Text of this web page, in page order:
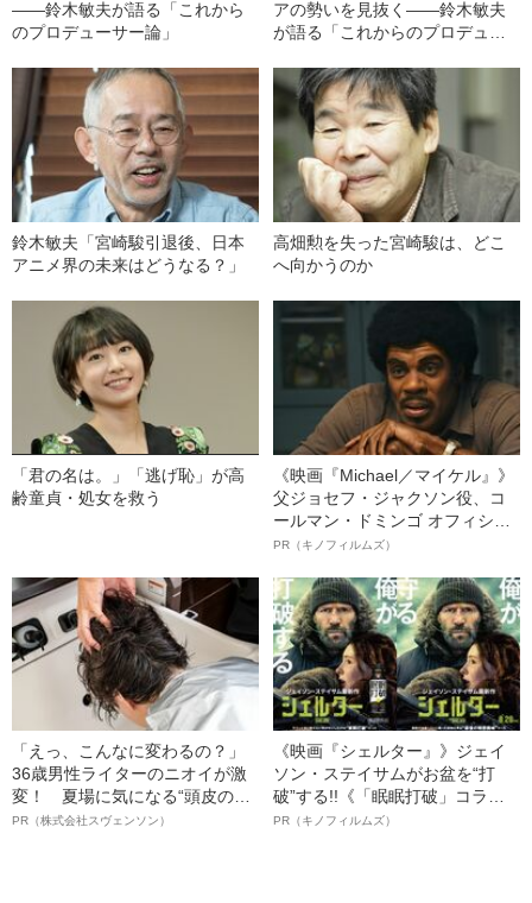
――鈴木敏夫が語る「これから
のプロデューサー論」
アの勢いを見抜く――鈴木敏夫
が語る「これからのプロデュー
鈴木敏夫「宮崎駿引退後、日本
アニメ界の未来はどうなる？」
高畑勲を失った宮崎駿は、どこ
へ向かうのか
「君の名は。」「逃げ恥」が高
齢童貞・処女を救う
《映画『Michael／マイケル』》
父ジョセフ・ジャクソン役、コ
ールマン・ドミンゴ オフィシャ
ルインタビュー“観客を魅了した
語る”《日本興収70億円突破》
PR（キノフィルムズ）
「えっ、こんなに変わるの？」
36歳男性ライターのニオイが激
変！ 夏場に気になる“頭皮のニ
オイ”や“ベタつき”を解消す
PR（株式会社スヴェンソン）
《映画『シェルター』》ジェイ
ソン・ステイサムがお盆を“打
破”する!!《「眠眠打破」コラ
ボ》
PR（キノフィルムズ）